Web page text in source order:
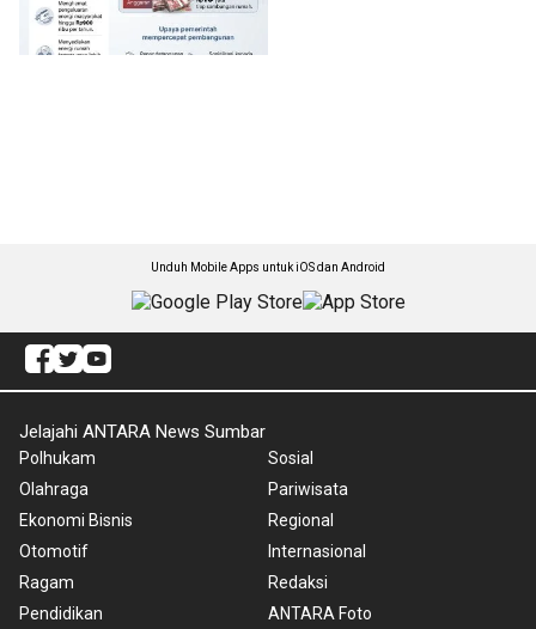
Unduh Mobile Apps untuk iOS dan Android
Jelajahi ANTARA News Sumbar
Polhukam
Olahraga
Ekonomi Bisnis
Otomotif
Ragam
Pendidikan
Sosial
Pariwisata
Regional
Internasional
Redaksi
ANTARA Foto